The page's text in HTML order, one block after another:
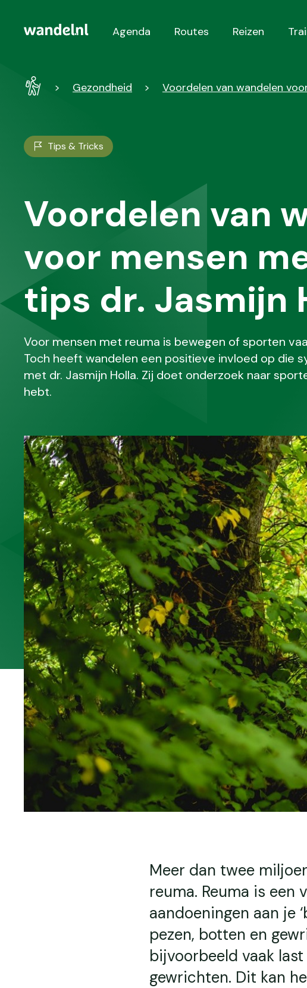
Hoofdnavigatie
Agenda Routes Reizen
WandelGezondheid Voordelen van wandelen
Tips & Tricks
Voordelen van
voor mensen
tips dr. Jasmijn
Voor mensen met reuma is bewegen of sporten
Toch heeft wandelen een positieve invloed op die
met dr. Jasmijn Holla. Zij doet onderzoek naar
hebt.
Meer dan twee
reuma. Reuma is een
aandoeningen aan je
pezen, botten en
bijvoorbeeld vaak
gewrichten. Dit kan